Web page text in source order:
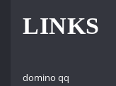
LINKS
domino qq